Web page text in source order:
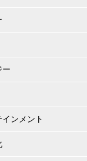
ー
ンメント